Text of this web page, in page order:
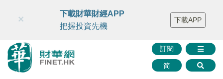
財華智庫網 FINTV FINMETA 財華證券 媒體矩陣
智庫沙龍
聯絡我們
訂閱
简
×
下載財華財經APP
把握投資先機
下載APP